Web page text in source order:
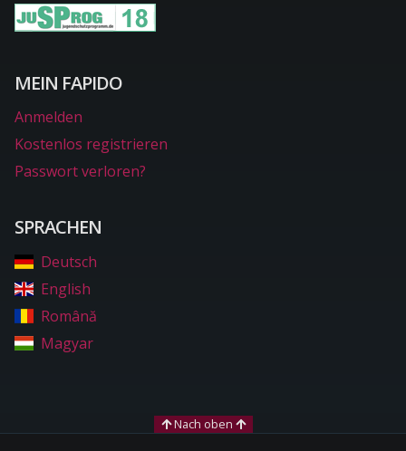
MEIN FAPIDO
Anmelden
Kostenlos registrieren
Passwort verloren?
SPRACHEN
Deutsch
English
Română
Magyar
Nach oben